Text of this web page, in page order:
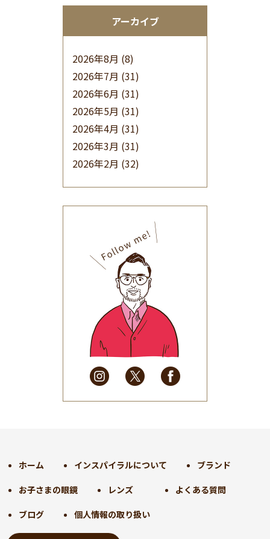
アーカイブ
2026年8月 (8)
2026年7月 (31)
2026年6月 (31)
2026年5月 (31)
2026年4月 (31)
2026年3月 (31)
2026年2月 (32)
(32)
2025年9月(30)
2025年8月(31)
2025年7月(37)
2025年6月(48)
2025年5月
(41)
2025年4月
(32)
2025年3月(31)
2025年2月
(28)
2025年1月
(34)
2024年9月(30)
2024年7月(31)
2024年6月(30)
2024年5月
ホーム インスパイラルについて ブランド
お子さまの眼鏡 レンズ よくある質問
ブログ 個人情報の取り扱い